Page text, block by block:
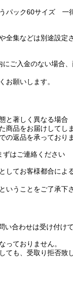
パック60サイズ
全集などは別途設定
ご入金のない場合、
お願いします。
と著しく異なる場合
商品をお届けしてし
の返品を承っており
ずはご連絡ください
してお客様都合によ
いうことをご了承下
い合わせは受け付け
っておりません。
ても、受取り拒否致